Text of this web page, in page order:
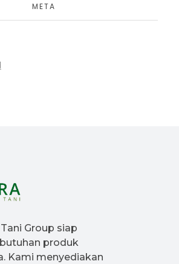
META
Group siap
produk
Kami menyediakan